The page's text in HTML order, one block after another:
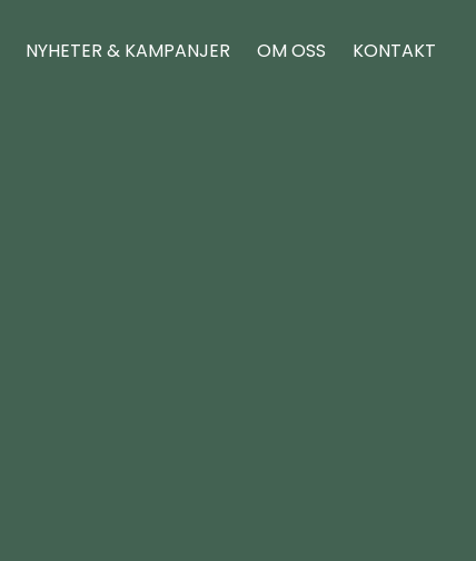
NYHETER & KAMPANJER OM OSS KONTAKT